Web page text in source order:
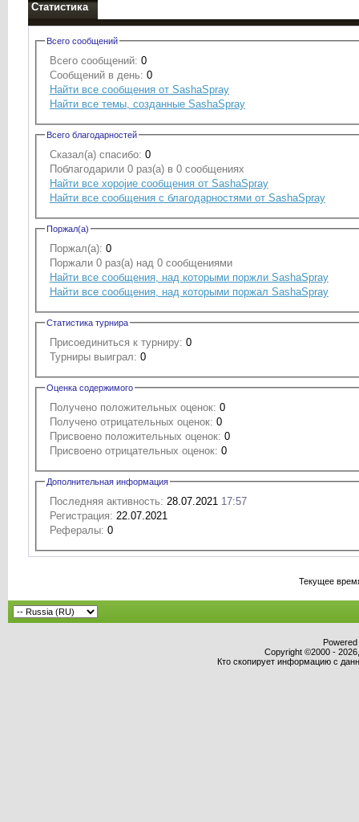
Статистика
Всего сообщений
Всего сообщений: 0
Сообщений в день: 0
Найти все сообщения от SashaSpray
Найти все темы, созданные SashaSpray
Всего благодарностей
Сказал(а) спасибо: 0
Поблагодарили 0 раз(а) в 0 сообщениях
Найти все хоројие сообщения от SashaSpray
Найти все сообщения с благодарностями от SashaSpray
Поржал(а)
Поржал(а): 0
Поржали 0 раз(а) над 0 сообщениями
Найти все сообщения, над которыми поржли SashaSpray
Найти все сообщения, над которыми поржал SashaSpray
Статистика турнира
Присоединиться к турниру: 0
Турниры выиграл: 0
Оценка содержимого
Получено положительных оценок: 0
Получено отрицательных оценок: 0
Присвоено положительных оценок: 0
Присвоено отрицательных оценок: 0
Дополнительная информация
Последняя активность: 28.07.2021 17:57
Регистрация: 22.07.2021
Рефералы: 0
Текущее
Copyright ©2000 -
Кто скопирует информацию с